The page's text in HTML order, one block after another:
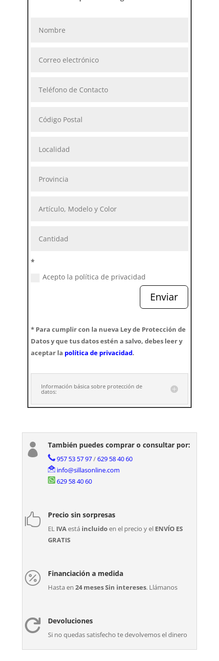
*
Acepto la política de privacidad
Enviar
* Para cumplir con la nueva Ley de Protección de
Datos y que tus datos estén a salvo, debes leer y
aceptar la política de privacidad.
Información básica sobre protección de
datos:
 También puedes comprar o consultar por:
957 53 57 97/629 58 40 60
info@sillasonline.com
629 58 40 60
 Precio sin sorpresas
EL IVAestá incluidoen el precio y el ENVÍO ES
GRATIS
 Financiación a medida
Hasta en 24 meses Sin intereses. Llámanos
 Devoluciones
Si no quedas satisfecho te devolvemos el dinero